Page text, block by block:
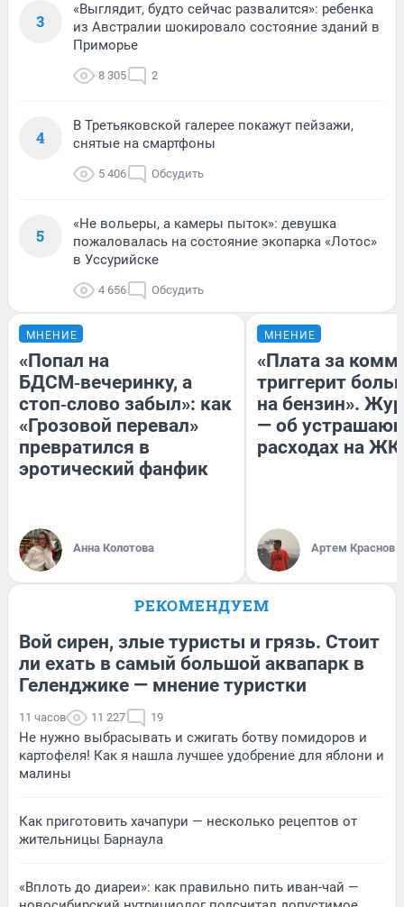
3
«Выглядит, будто сейчас развалится»: ребенка
из Австралии шокировало состояние зданий в
Приморье
8 305 2
4
В Третьяковской галерее покажут пейзажи,
снятые на смартфоны
5 406 Обсудить
5
«Не вольеры, а камеры пыток»: девушка
пожаловалась на состояние экопарка «Лотос»
в Уссурийске
4 656 Обсудить
МНЕНИЕ
«Попал на
БДСМ‑вечеринку, а
стоп‑слово забыл»: как
«Грозовой перевал»
превратился в
эротический фанфик
Анна Колотова
МНЕНИЕ
«Плата за
триггерит
на бензин».
— об
расходах на
Артем Краснов
РЕКОМЕНДУЕМ
Вой сирен, злые туристы и грязь. Стоит
ли ехать в самый большой аквапарк в
Геленджике — мнение туристки
11 часов 11 227 19
Не нужно выбрасывать и сжигать ботву помидоров и
картофеля! Как я нашла лучшее удобрение для яблони и
малины
Как приготовить хачапури — несколько рецептов от
жительницы Барнаула
«Вплоть до диареи»: как правильно пить иван-чай —